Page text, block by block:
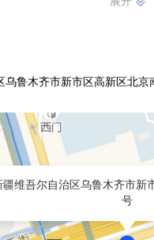
鲁木齐市新市区高新区北京
疆维吾尔自治区乌鲁木齐市新
号